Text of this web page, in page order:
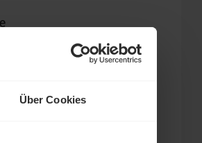
Über Cookies